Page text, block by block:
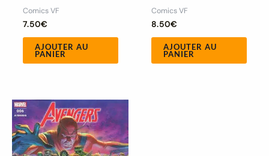
Comics VF
7.50€
AJOUTER AU
PANIER
Comics VF
8.50€
AJOUTER AU
PANIER